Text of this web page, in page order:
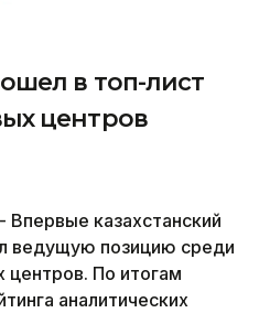
в топ-лист
центров
казахстанский
ведущую позицию среди
центров. По итогам
аналитических